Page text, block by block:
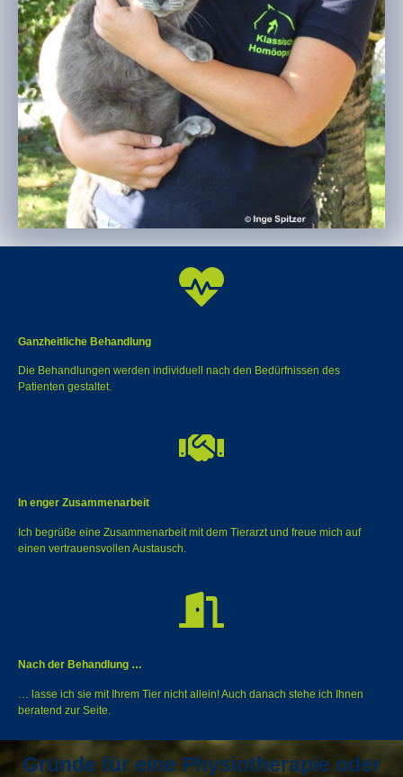
Ganzheitliche Behandlung
Die Behandlungen werden individuell nach den Bedürfnissen des
Patienten gestaltet.
In enger Zusammenarbeit
Ich begrüße eine Zusammenarbeit mit dem Tierarzt und freue mich auf
einen vertrauensvollen Austausch.
Nach der Behandlung …
… lasse ich sie mit Ihrem Tier nicht allein! Auch danach stehe ich Ihnen
beratend zur Seite.
Gründe für eine Physiotherapie oder